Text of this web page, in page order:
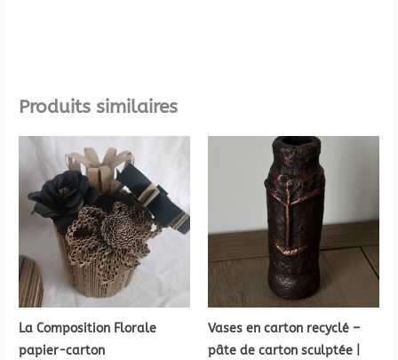
Produits similaires
La Composition Florale
papier-carton
Vases en carton recyclé –
pâte de carton sculptée |